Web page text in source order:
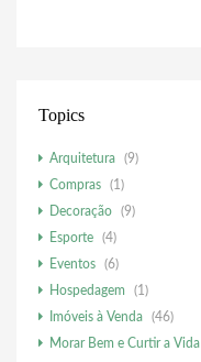
Topics
Arquitetura
(9)
Compras
(1)
Decoração
(9)
Esporte
(4)
Eventos
(6)
Hospedagem
(1)
Imóveis à Venda
(46)
Morar Bem e Curtir a Vida